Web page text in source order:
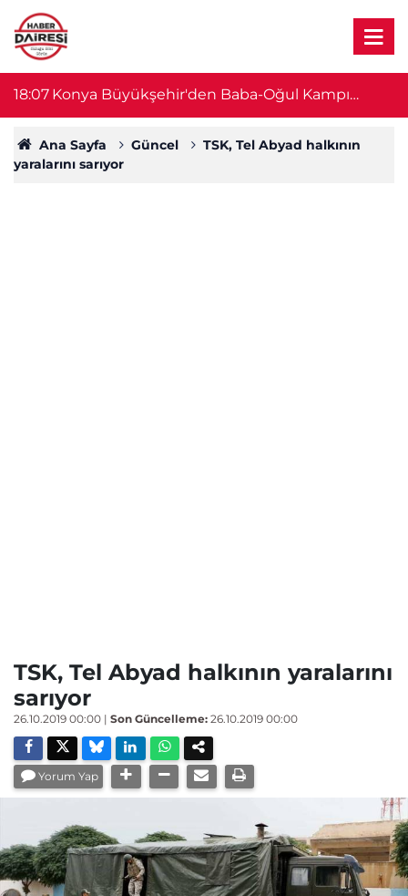
18:05 Konya Büyükşehir yeni bir köprü ve alt geçit
daha yapacak
Ana Sayfa Güncel
TSK, Tel Abyad halkının
yaralarını sarıyor
TSK, Tel Abyad halkının yaralarını
sarıyor
26.10.2019 00:00 | Son Güncelleme: 26.10.2019 00:00
Yorum Yap